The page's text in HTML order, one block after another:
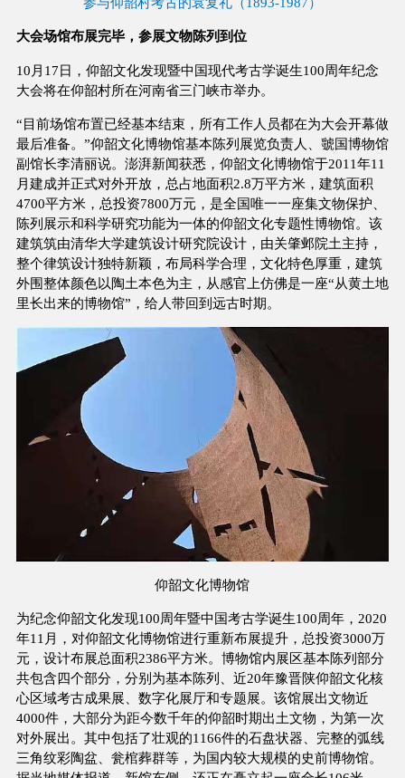
大会场馆布展完毕，参展文物陈列到位
10月17日，仰韶文化发现暨中国现代考古学诞生100周年纪念
大会将在仰韶村所在河南省三门峡市举办。
“目前场馆布置已经基本结束，所有工作人员都在为大会开幕做
最后准备。”仰韶文化博物馆基本陈列展览负责人、虢国博物馆
副馆长李清丽说。澎湃新闻获悉，仰韶文化博物馆于2011年11
月建成并正式对外开放，总占地面积2.8万平方米，建筑面积
4700平方米，总投资7800万元，是全国唯一一座集文物保护、
陈列展示和科学研究功能为一体的仰韶文化专题性博物馆。该
建筑筑由清华大学建筑设计研究院设计，由关肇邺院土主持，
整个律筑设计独特新颖，布局科学合理，文化特色厚重，建筑
外围整体颜色以陶土本色为主，从感官上仿佛是一座“从黄土地
里长出来的博物馆”，给人带回到远古时期。
仰韶文化博物馆
为纪念仰韶文化发现100周年暨中国考古学诞生100周年，2020
年11月，对仰韶文化博物馆进行重新布展提升，总投资3000万
元，设计布展总面积2386平方米。博物馆内展区基本陈列部分
共包含四个部分，分别为基本陈列、近20年豫晋陕仰韶文化核
心区域考古成果展、数字化展厅和专题展。该馆展出文物近
4000件，大部分为距今数千年的仰韶时期出土文物，为第一次
对外展出。其中包括了壮观的1166件的石盘状器、完整的弧线
三角纹彩陶盆、瓮棺葬群等，为国内较大规模的史前博物馆。